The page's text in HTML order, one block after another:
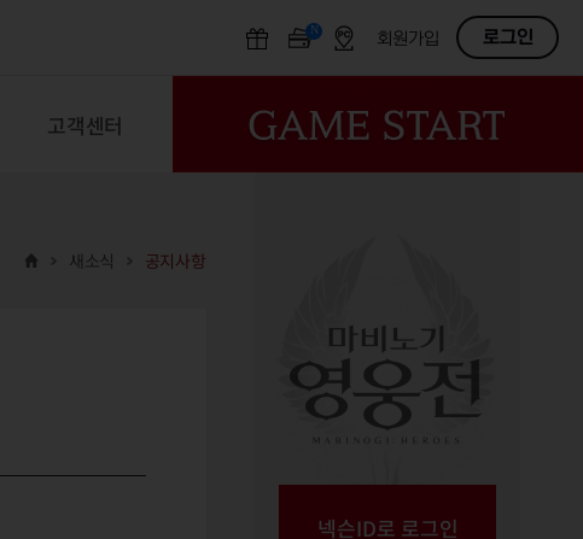
N OFF회원가입 로그인
고객센터
새소식 공지사항
넥슨ID로 로그인